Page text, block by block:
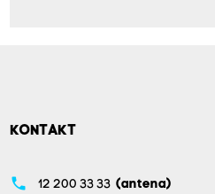
KONTAKT
phone 12 200 33 33 (antena)